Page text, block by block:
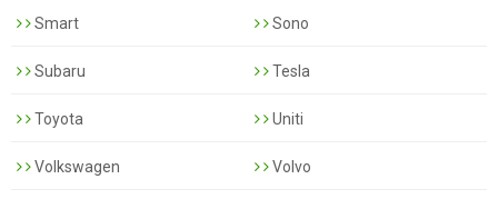
Smart Sono
Subaru Tesla
Toyota Uniti
Volkswagen Volvo